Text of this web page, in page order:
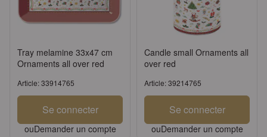
Tray melamine 33x47 cm
Ornaments all over red
Article: 33914765
Se connecter
ouDemander un compte
Candle small Ornaments all
over red
Article: 39214765
Se connecter
ouDemander un compte